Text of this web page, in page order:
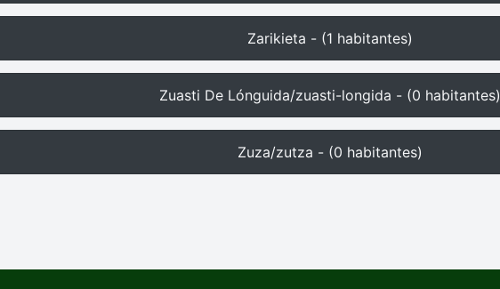
Zarikieta - (1 habitantes)
Zuasti De Lónguida/zuasti-longida - (0 habitantes)
Zuza/zutza - (0 habitantes)